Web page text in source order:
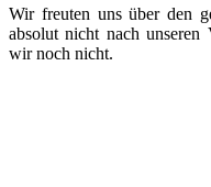
Wir freuten uns über den
absolut nicht nach unseren
wir noch nicht.